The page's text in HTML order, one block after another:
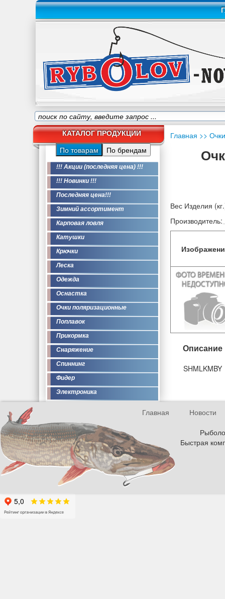
КАТАЛОГ ПРОДУКЦИИ
По товарам По брендам
!!! Акции (последняя цена) !!!
!!! Новинки !!!
Последняя цена!!!
Зимний ассортимент
Карповая ловля
Катушки
Крючки
Леска
Одежда
Оснастка
Очки поляризационные
Поплавок
Прикормка
Снаряжение
Спиннинг
Фидер
Электроника
Главная >>
Вес Изделия
Производитель:
Описание
SHMLKMBY
Главная
Новости
Быстрая